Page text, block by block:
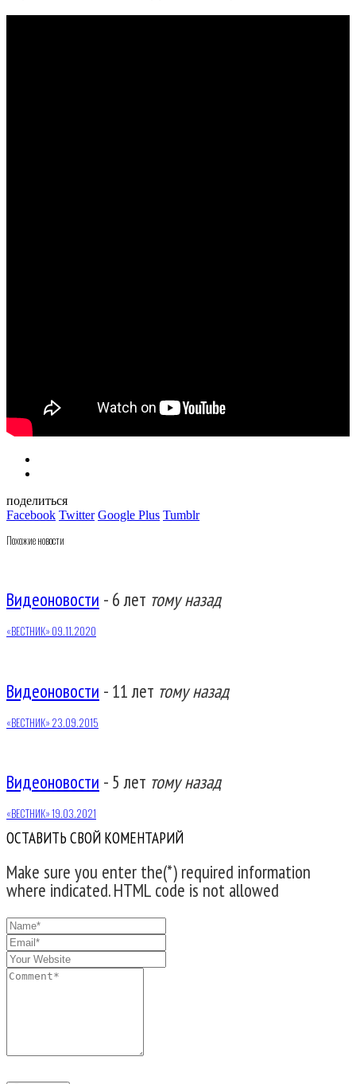
поделиться
Facebook Twitter Google Plus Tumblr
Похожие новости
Видеоновости - 6 лет тому назад
«ВЕСТНИК» 09.11.2020
Видеоновости - 11 лет тому назад
«ВЕСТНИК» 23.09.2015
Видеоновости - 5 лет тому назад
«ВЕСТНИК» 19.03.2021
ОСТАВИТЬ СВОЙ КОМЕНТАРИЙ
Make sure you enter the(*) required information
where indicated. HTML code is not allowed